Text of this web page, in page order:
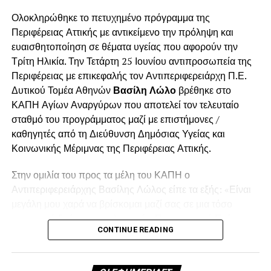
Ολοκληρώθηκε το πετυχημένο πρόγραμμα της
Περιφέρειας Αττικής με αντικείμενο την πρόληψη και
ευαισθητοποίηση σε θέματα υγείας που αφορούν την
Τρίτη Ηλικία. Την Τετάρτη 25 Ιουνίου αντιπροσωπεία της
Περιφέρειας με επικεφαλής τον Αντιπεριφερειάρχη Π.Ε.
Δυτικού Τομέα ΑθηνώνΒασίλη Λώλοβρέθηκε στο
ΚΑΠΗ Αγίων Αναργύρων που αποτελεί τον τελευταίο
σταθμό του προγράμματος μαζί με επιστήμονες /
καθηγητές από τη Διεύθυνση Δημόσιας Υγείας και
Κοινωνικής Μέριμνας της Περιφέρειας Αττικής.
Στην ομιλία του προς τα μέλη του ΚΑΠΗ ο
Αντιπεριφερειάρχης Βασίλης Λώλος είπε τα εξής: «Είναι
σημαντική δράση που υλοποιεί η Περιφερειακή Ενότητα
του Δυτικού Τομέα Αθηνών σε συνεργασία με τον Δήμο
Δήμαρχο κ. Σταύρο Τσίρμπα τον οποίο ευχαριστώ θερμά.
CONTINUE READING